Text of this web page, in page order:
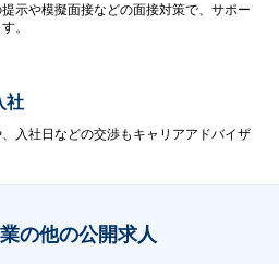
示や模擬面接などの面接対策で、サポー
。
社
入社日などの交渉もキャリアアドバイザ
の他の公開求人